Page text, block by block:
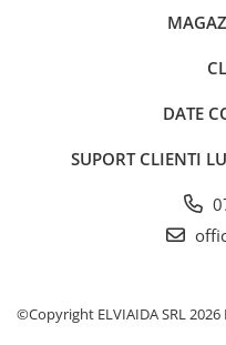
DATE
SUPORT CLIENTI
©Copyright ELVIAIDA SRL 2026